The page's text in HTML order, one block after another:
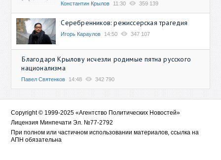
Константин Крылов 11:30 359 139
Серебренников: режиссерская трагедия
Игорь Караулов 14:50 347 107
Благодаря Крылову исчезли родимые пятна русского
национализма
Павел Святенков 14:48 342 790
Copyright © 1999-2025 «Агентство Политических Новостей»
Лицензия Минпечати Эл. №77-2792
При полном или частичном использовании материалов, ссылка на
АПН обязательна